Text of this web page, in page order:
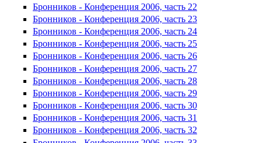
Бронников - Конференция 2006, часть 22
Бронников - Конференция 2006, часть 23
Бронников - Конференция 2006, часть 24
Бронников - Конференция 2006, часть 25
Бронников - Конференция 2006, часть 26
Бронников - Конференция 2006, часть 27
Бронников - Конференция 2006, часть 28
Бронников - Конференция 2006, часть 29
Бронников - Конференция 2006, часть 30
Бронников - Конференция 2006, часть 31
Бронников - Конференция 2006, часть 32